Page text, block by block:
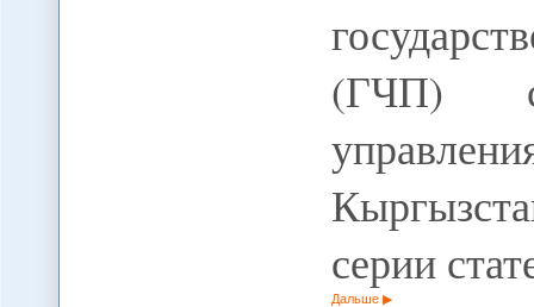
(ГЧП) с
серии
Дальше